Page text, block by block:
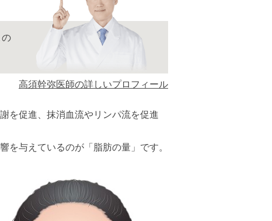
の
高須幹弥医師の詳しいプロフィール
を促進、抹消血流やリンパ流を促進
を与えているのが「脂肪の量」です。